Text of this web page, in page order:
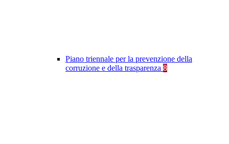
Piano triennale per la prevenzione della
corruzione e della trasparenza 8